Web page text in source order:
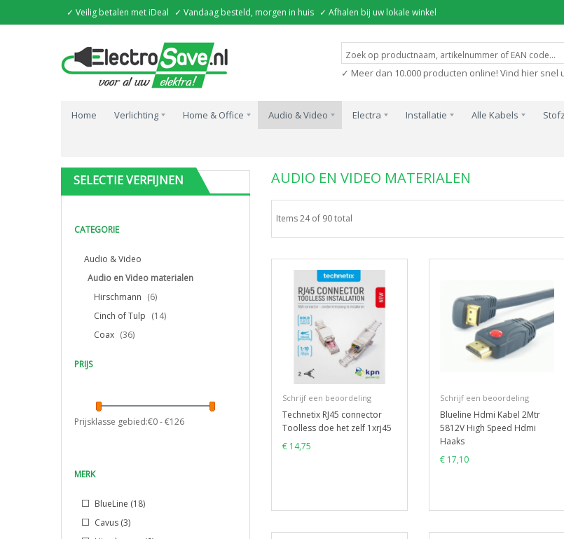
✓ Veilig betalen met iDeal ✓ Vandaag besteld, morgen in huis ✓ Afhalen bij uw lokale winkel
✓ Meer dan 10.000 producten online! Vind hier snel
Home Verlichting Home & Office Audio & Video Electra Installatie Alle Kabels
SELECTIE VERFIJNEN
CATEGORIE
Audio & Video
Audio en Video materialen
Hirschmann (6)
Cinch of Tulp (14)
Coax (36)
PRIJS
Prijsklasse gebied:€0- €126
MERK
BlueLine (18)
Cavus (3)
AUDIO EN VIDEO MATERIALEN
Items 24 of 90 total
Schrijf een beoordeling
Technetix RJ45 connector
Toolless doe het zelf 1xrj45
€ 14,75
Schrijf een beoordeling
Blueline Hdmi Kabel 2Mtr
5812V High Speed Hdmi
Haaks
€ 17,10